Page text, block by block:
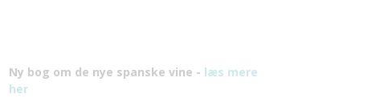
Ny bog om de nye spanske vine - læs mere
her